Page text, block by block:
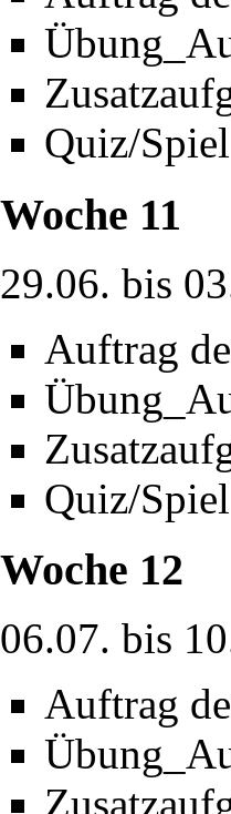
Quiz/
Woche 11
29.06. bis
Auftrag
Quiz/
Woche 12
06.07. bis
Auftrag